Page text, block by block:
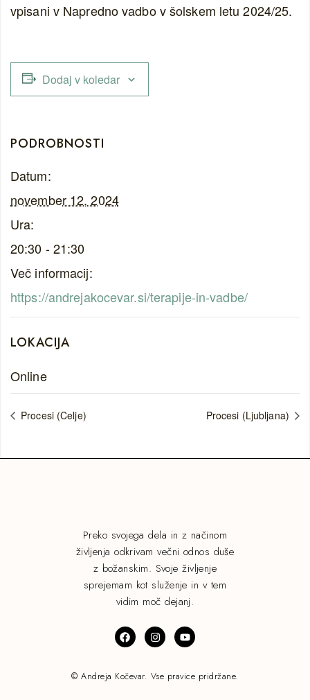
vpisani v Napredno vadbo v šolskem letu 2024/25.
Dodaj v koledar
PODROBNOSTI
Datum:
november 12, 2024
Ura:
20:30 - 21:30
Več informacij:
https://andrejakocevar.si/terapije-in-vadbe/
LOKACIJA
Online
Procesi (Celje) Procesi (Ljubljana)
Preko svojega dela in z načinom
življenja odkrivam večni odnos duše
z božanskim. Svoje življenje
sprejemam kot služenje in v tem
vidim moč dejanj.
© Andreja Kočevar. Vse pravice pridržane.